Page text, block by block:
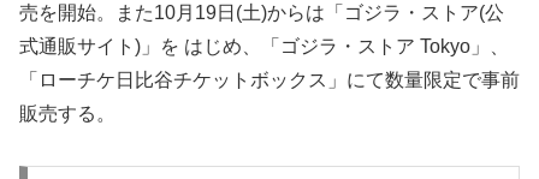
売を開始。また10月19日(土)からは「ゴジラ・ストア(公
式通販サイト)」を はじめ、「ゴジラ・ストア Tokyo」、
「ローチケ日比谷チケットボックス」にて数量限定で事前
販売する。